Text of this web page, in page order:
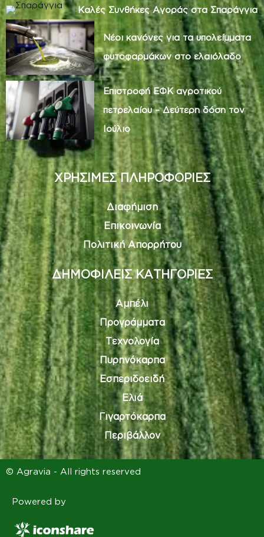
Καλές Συνθήκες Αγοράς στα Σπαράγγια
Νέοι κανόνες για τα υπολείμματα
φυτοφαρμάκων στο ελαιόλαδο
Επιστροφή ΕΦΚ αγροτικού
πετρελαίου – Δεύτερη δόση τον
Ιούλιο
ΧΡΗΣΙΜΕΣ ΠΛΗΡΟΦΟΡΙΕΣ
Διαφήμιση
Επικοινωνία
Πολιτική Απορρήτου
ΔΗΜΟΦΙΛΕΙΣ ΚΑΤΗΓΟΡΙΕΣ
Αμπέλι
Προγράμματα
Τεχνολογία
Πυρηνόκαρπα
Εσπεριδοειδή
Ελιά
Γιγαρτόκαρπα
Περιβάλλον
© Agravia - All rights reserved
Powered by